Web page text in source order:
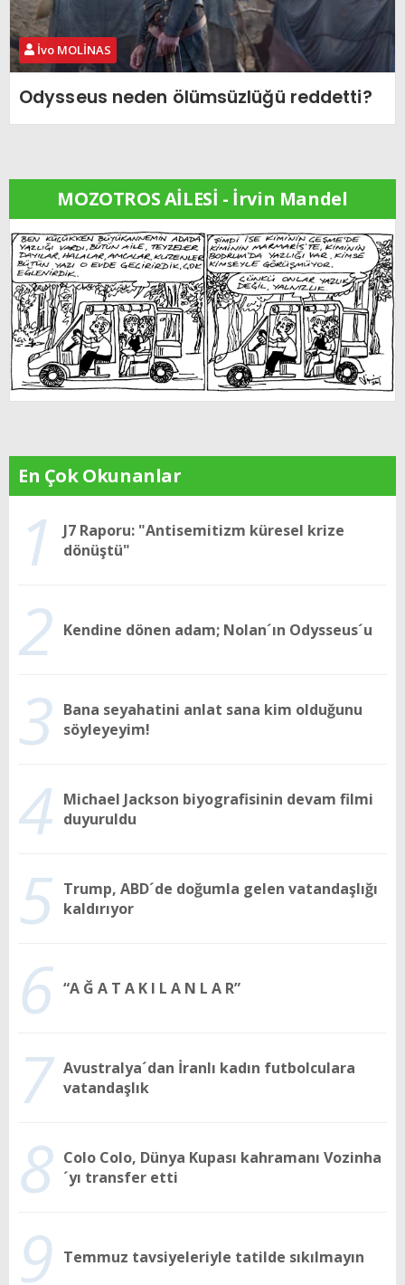
İvo MOLİNAS
Odysseus neden ölümsüzlüğü reddetti?
MOZOTROS AİLESİ - İrvin Mandel
En Çok Okunanlar
1
J7 Raporu: "Antisemitizm küresel krize
dönüştü"
2 Kendine dönen adam; Nolan´ın Odysseus´u
3 Bana seyahatini anlat sana kim olduğunu
söyleyeyim!
4 Michael Jackson biyografisinin devam filmi
duyuruldu
5 Trump, ABD´de doğumla gelen vatandaşlığı
kaldırıyor
6 “A Ğ A T A K I L A N L A R”
7 Avustralya´dan İranlı kadın futbolculara
vatandaşlık
8 Colo Colo, Dünya Kupası kahramanı Vozinha
´yı transfer etti
9 Temmuz tavsiyeleriyle tatilde sıkılmayın